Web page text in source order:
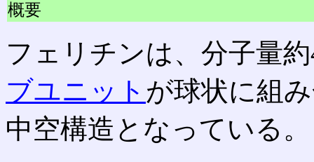
概要
フェリチンは、分子量約
ブユニット が球状に組
中空構造となっている。